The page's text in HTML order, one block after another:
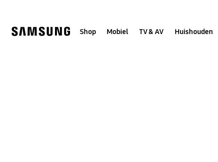
Shop Mobiel TV & AV Huishouden